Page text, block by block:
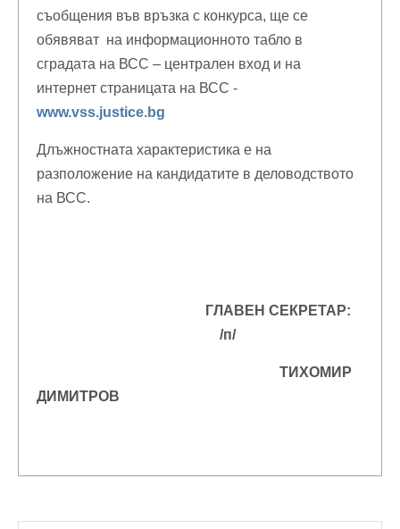
съобщения във връзка с конкурса, ще се
обявяват на информационното табло в
сградата на ВСС – централен вход и на
интернет страницата на ВСС -
www.vss.justice.bg
Длъжностната характеристика е на
разположение на кандидатите в деловодството
на ВСС.
ГЛАВЕН СЕКРЕТАР:
/п/
ТИХОМИР
ДИМИТРОВ